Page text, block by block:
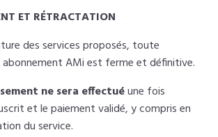
ET RÉTRACTATION
des services proposés, toute
AMi est ferme et définitive.
ne sera effectuéune fois
et le paiement validé, y compris en
du service.